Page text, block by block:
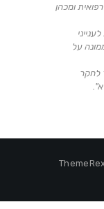
ומכהן
לענייני
2001–2014 היה הממונה על
לחקר